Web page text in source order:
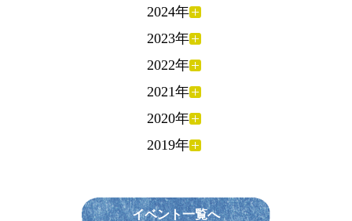
2024年
2023年
2022年
2021年
2020年
2019年
イベント一覧へ